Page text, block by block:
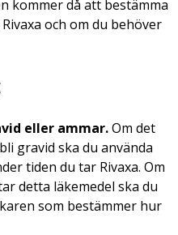
kommer då att bestämma
och om du behöver
eller ammar.Om det
gravid ska du använda
tiden du tar Rivaxa. Om
detta läkemedel ska du
som bestämmer hur